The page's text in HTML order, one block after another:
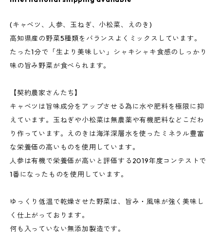
(キャベツ、人参、玉ねぎ、小松菜、えのき)
高知県産の野菜5種類をバランスよくミックスしています。
たった1分で「生より美味しい」シャキシャキ食感のしっかり
味の旨み野菜が食べられます。
【契約農家さんたち】
キャベツは旨味成分をアップさせる為に水や肥料を極限に抑
えています。玉ねぎや小松菜は無農薬や有機肥料などこだわ
り作っています。えのきは海洋深層水を使ったミネラル豊富
な栄養価の高いものを使用しています。
人参は有機で栄養価が高いと評価する2019年度コンテストで
1番になったものを使用しています。
ゆっくり低温で乾燥させた野菜は、旨み・風味が強く美味し
く仕上がっております。
何も入っていない無添加製造です。